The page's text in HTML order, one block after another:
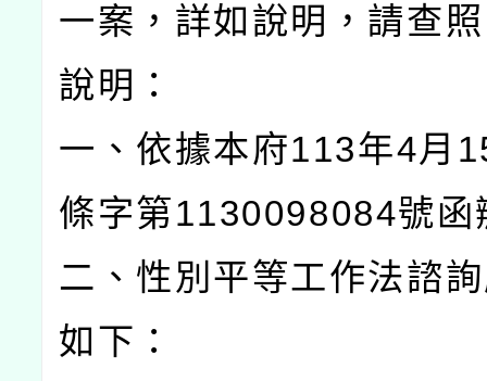
一案，詳如說明，請查照
說明：
一、依據本府113年4月
條字第1130098084號
二、性別平等工作法諮
如下：